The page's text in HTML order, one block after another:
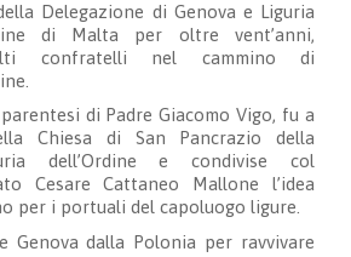
Delegazione di Genova e Liguria
di Malta per oltre vent’anni,
confratelli nel cammino di
di Padre Giacomo Vigo, fu a
Chiesa di San Pancrazio della
dell’Ordine e condivise col
Cesare Cattaneo Mallone l’idea
per i portuali del capoluogo ligure.
Genova dalla Polonia per ravvivare